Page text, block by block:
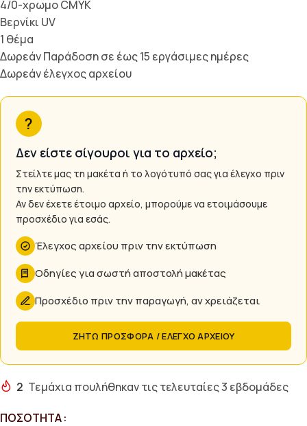
4/0-χρωμο CMYK
Βερνίκι UV
1 θέμα
Δωρεάν Παράδοση σε έως 15 εργάσιμες ημέρες
Δωρεάν έλεγχος αρχείου
?
Δεν είστε σίγουροι για το αρχείο;
Στείλτε μας τη μακέτα ή το λογότυπό σας για έλεγχο πριν
την εκτύπωση.
Αν δεν έχετε έτοιμο αρχείο, μπορούμε να ετοιμάσουμε
προσχέδιο για εσάς.
Έλεγχος αρχείου πριν την εκτύπωση
Οδηγίες για σωστή αποστολή μακέτας
Προσχέδιο πριν την παραγωγή, αν χρειάζεται
ΖΗΤΩ ΠΡΟΣΦΟΡΑ / ΕΛΕΓΧΟ ΑΡΧΕΙΟΥ
2 Τεμάχια πουλήθηκαν τις τελευταίες 3 εβδομάδες
ΠΟΣΌΤΗΤΑ